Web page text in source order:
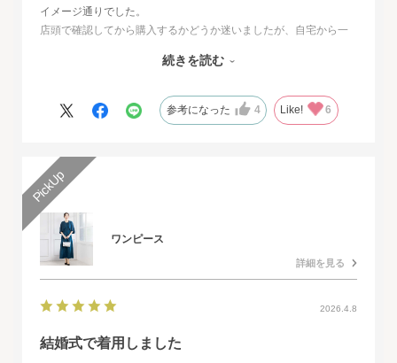
イメージ通りでした。
店頭で確認してから購入するかどうか迷いましたが、自宅から一
オンラインショップは写真数が多くじっくりと検討することがで
また、購入するとすぐに届くのでとても便利だと思いました。
続きを読む
参考になった 4 Like! 6
ワンピース
詳細を見る
2026.4.8
結婚式で着用しました